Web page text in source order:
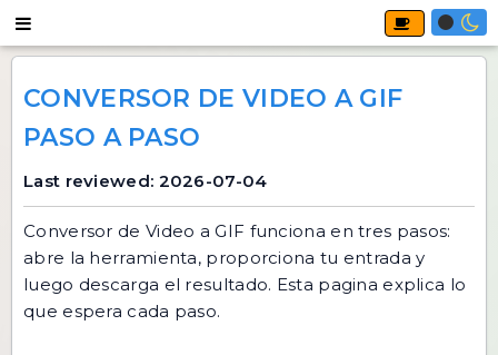
CONVERSOR DE VIDEO A GIF
PASO A PASO
Last reviewed: 2026-07-04
Conversor de Video a GIF funciona en tres pasos:
abre la herramienta, proporciona tu entrada y
luego descarga el resultado. Esta pagina explica lo
que espera cada paso.